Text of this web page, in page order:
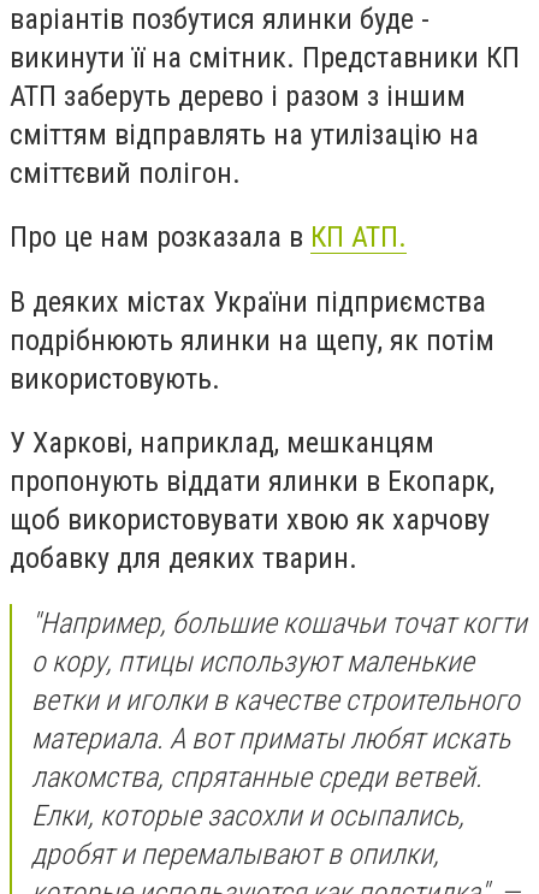
варіантів позбутися ялинки буде -
викинути її на смітник. Представники КП
АТП заберуть дерево і разом з іншим
сміттям відправлять на утилізацію на
сміттєвий полігон.
Про це нам розказала в КП АТП.
В деяких містах України підприємства
подрібнюють ялинки на щепу, як потім
використовують.
У Харкові, наприклад, мешканцям
пропонують віддати ялинки в Екопарк,
щоб використовувати хвою як харчову
добавку для деяких тварин.
"Например, большие кошачьи точат когти
о кору, птицы используют маленькие
ветки и иголки в качестве строительного
материала. А вот приматы любят искать
лакомства, спрятанные среди ветвей.
Елки, которые засохли и осыпались,
дробят и перемалывают в опилки,